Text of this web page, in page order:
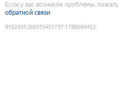
Если у вас возникли проблемы,
обратной связи
9182305266015451737:1786094452